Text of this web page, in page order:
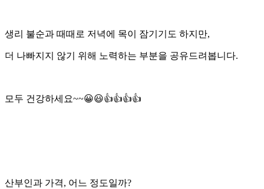
생리 불순과 때때로 저녁에 목이 잠기기도 하지만,
더 나빠지지 않기 위해 노력하는 부분을 공유드려봅니다.
모두 건강하세요~~😀😃👍👍👍👍
산부인과 가격, 어느 정도일까?